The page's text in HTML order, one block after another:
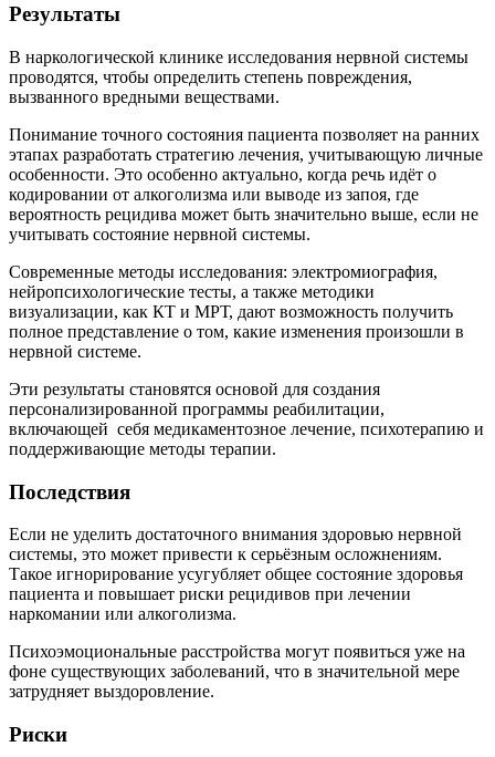
Результаты
В наркологической клинике исследования нервной системы
проводятся, чтобы определить степень повреждения,
вызванного вредными веществами.
Понимание точного состояния пациента позволяет на ранних
этапах разработать стратегию лечения, учитывающую личные
особенности. Это особенно актуально, когда речь идёт о
кодировании от алкоголизма или выводе из запоя, где
вероятность рецидива может быть значительно выше, если не
учитывать состояние нервной системы.
Современные методы исследования: электромиография,
нейропсихологические тесты, а также методики
визуализации, как КТ и МРТ, дают возможность получить
полное представление о том, какие изменения произошли в
нервной системе.
Эти результаты становятся основой для создания
персонализированной программы реабилитации,
включающей себя медикаментозное лечение, психотерапию и
поддерживающие методы терапии.
Последствия
Если не уделить достаточного внимания здоровью нервной
системы, это может привести к серьёзным осложнениям.
Такое игнорирование усугубляет общее состояние здоровья
пациента и повышает риски рецидивов при лечении
наркомании или алкоголизма.
Психоэмоциональные расстройства могут появиться уже на
фоне существующих заболеваний, что в значительной мере
затрудняет выздоровление.
Риски